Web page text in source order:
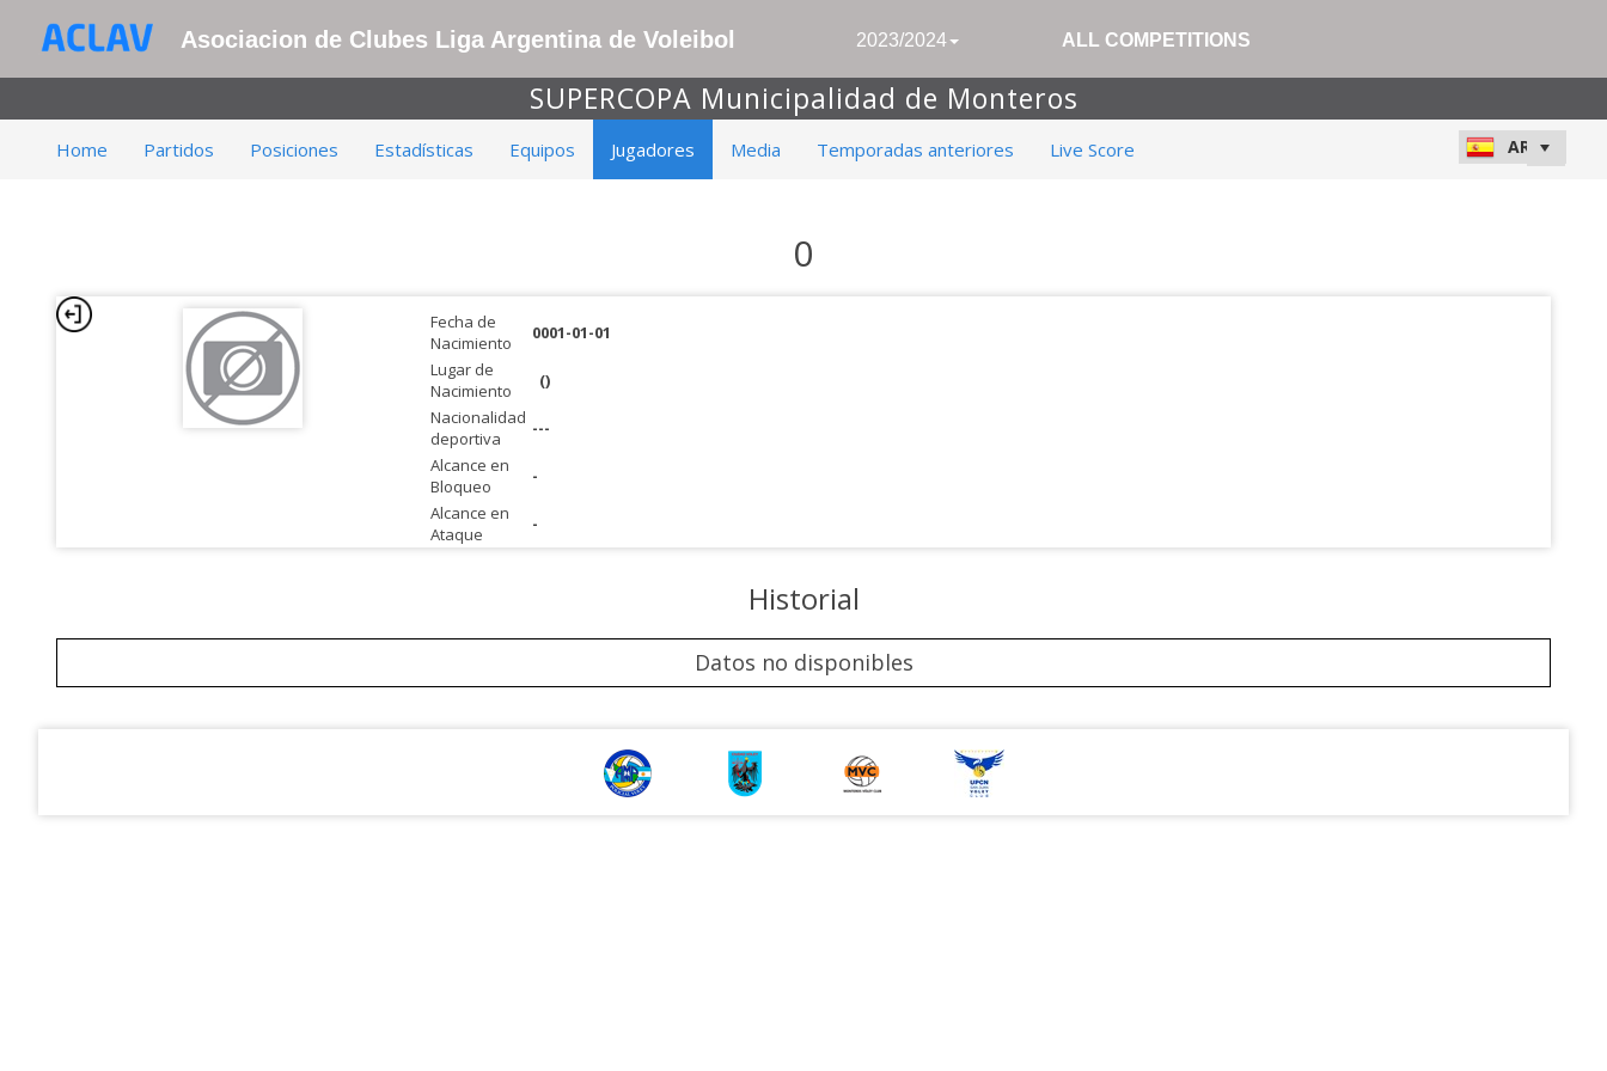
Asociacion de Clubes Liga Argentina de Voleibol 2023/2024 ALL COMPETITIONS
SUPERCOPA Municipalidad de Monteros
Home Partidos Posiciones Estadísticas Equipos Jugadores Media Temporadas anteriores Live Score
0
Fecha de
Nacimiento
0001-01-01
Lugar de
Nacimiento
()
Nacionalidad
deportiva
---
Alcance en
Bloqueo
-
Alcance en
Ataque
-
Historial
Datos no disponibles